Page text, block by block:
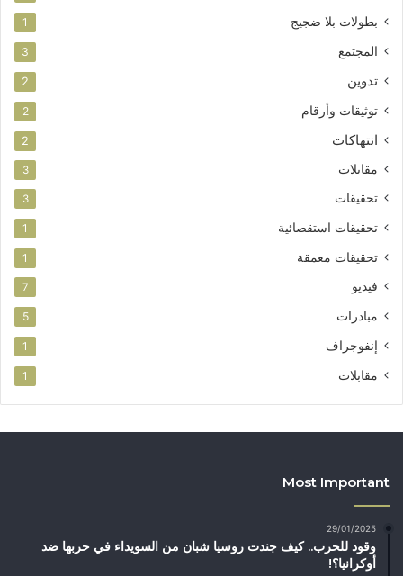
بطولات بلا ضجيج 1
المجتمع 3
تدوين 2
توثيقات وأرقام 2
انتهاكات 2
مقابلات 3
تحقيقات 3
تحقيقات استقصائية 1
تحقيقات معمقة 1
فيديو 7
مبادرات 5
إنفوجراف 1
مقابلات 1
Most Important
29/01/2025
وقود للحرب.. كيف جندت روسيا شبان من السويداء في حربها ضد
أوكرانيا؟!